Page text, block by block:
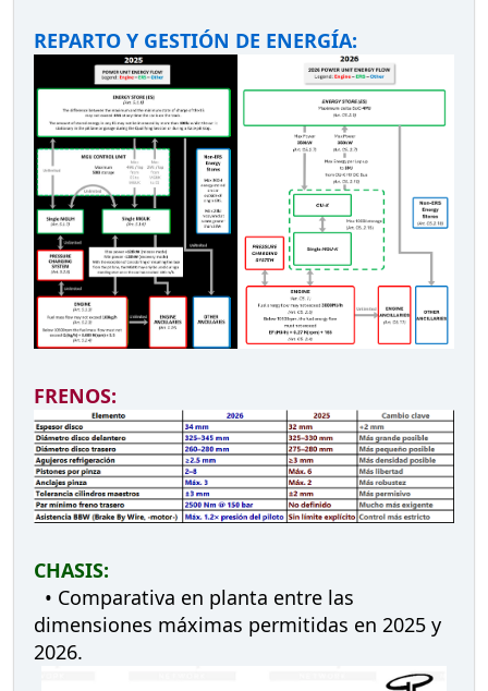
REPARTO Y GESTIÓN DE ENERGÍA:
FRENOS:
CHASIS:
• Comparativa en planta entre las
dimensiones máximas permitidas en 2025 y
2026.